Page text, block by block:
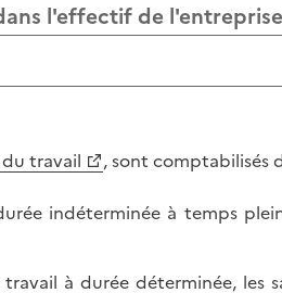
l'effectif de l'entreprise
du travail
, sont comptabilisés
indéterminée à temps
à durée déterminée, les